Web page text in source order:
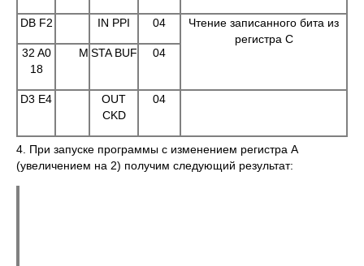
DB F2 IN PPI 04
Чтение записанного бита из
регистра С
32 A0
18
M STA BUF 04
D3 E4
OUT
CKD
04
4. При запуске программы с изменением регистра А
(увеличением на 2) получим следующий результат: